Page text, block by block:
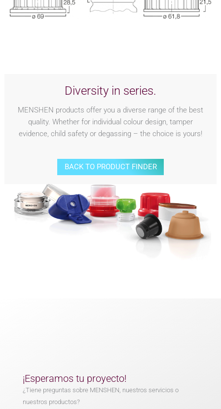
Diversity in series.
MENSHEN products offer you a diverse range of the best
quality. Whether for individual colour design, tamper
evidence, child safety or degassing – the choice is yours!
BACK TO PRODUCT FINDER
¡Esperamos tu proyecto!
¿Tiene preguntas sobre MENSHEN, nuestros servicios o
nuestros productos?